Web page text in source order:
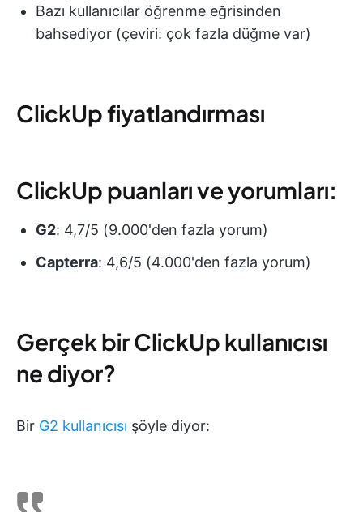
Bazı kullanıcılar öğrenme eğrisinden
bahsediyor (çeviri: çok fazla düğme var)
ClickUp fiyatlandırması
ClickUp puanları ve yorumları:
G2: 4,7/5 (9.000'den fazla yorum)
Capterra: 4,6/5 (4.000'den fazla yorum)
Gerçek bir ClickUp kullanıcısı
ne diyor?
Bir G2 kullanıcısı şöyle diyor: